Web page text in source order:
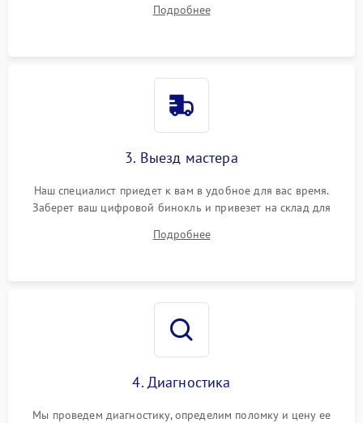
Подробнее
3. Выезд мастера
Наш специалист приедет к вам в удобное для вас время.
Заберет ваш цифровой бинокль и привезет на склад для
Подробнее
4. Диагностика
Мы проведем диагностику, определим поломку и цену ее